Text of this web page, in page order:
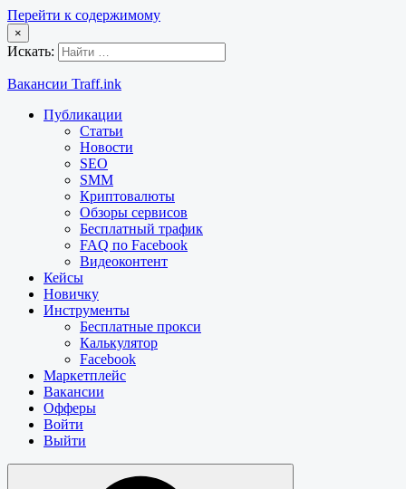
Перейти к содержимому
×
Искать:
Вакансии Traff.ink
Публикации
Статьи
Новости
SEO
SMM
Криптовалюты
Обзоры сервисов
Бесплатный трафик
FAQ по Facebook
Видеоконтент
Кейсы
Новичку
Инструменты
Бесплатные прокси
Калькулятор
Facebook
Маркетплейс
Вакансии
Офферы
Войти
Выйти